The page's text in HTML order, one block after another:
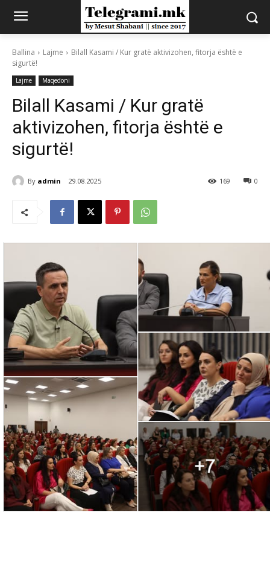
Ballina Lajme
Bilall Kasami / Kur gratë aktivizohen, fitorja është e
sigurtë!
Lajme Maqedoni
Bilall Kasami / Kur gratë
aktivizohen, fitorja është e
sigurtë!
By admin 29.08.2025 0
169